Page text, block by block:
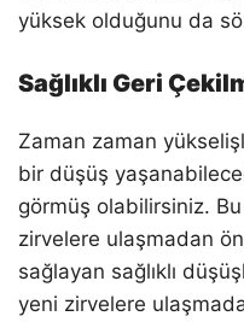
yüksek olduğunu da
Sağlıklı Geri
Zaman zaman
bir düşüş
görmüş olabilirsiniz.
zirvelere ulaşmadan
sağlayan sağlıklı
yeni zirvelere